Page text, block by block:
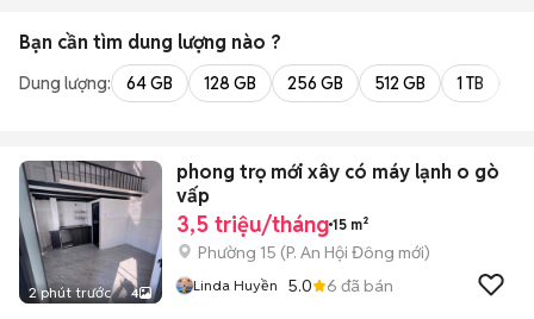
Bạn cần tìm dung lượng nào ?
Dung lượng: 64 GB 128 GB 256 GB 512 GB 1 TB
2 phút trước 4
phong trọ mới xây có máy lạnh o gò
vấp
3,5 triệu/tháng 15 m²
Phường 15 (P. An Hội Đông mới)
Linda Huyền 5.0 6 đã bán